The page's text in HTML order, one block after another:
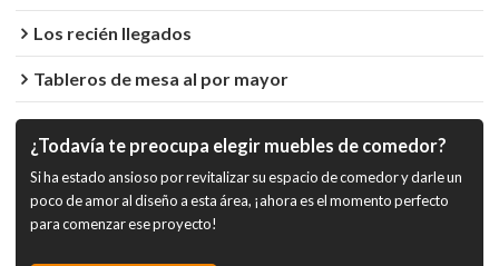
Los recién llegados
Tableros de mesa al por mayor
¿Todavía te preocupa elegir muebles de comedor?
Si ha estado ansioso por revitalizar su espacio de comedor y darle un
poco de amor al diseño a esta área, ¡ahora es el momento perfecto
para comenzar ese proyecto!